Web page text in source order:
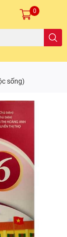
0
sống)